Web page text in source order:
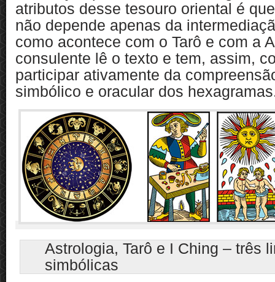
atributos desse tesouro oriental é
não depende apenas da
como acontece com o Tarô e com a
consulente lê o texto e tem, assim,
participar ativamente da
simbólico e oracular dos
Astrologia, Tarô e I Ching – três
simbólicas